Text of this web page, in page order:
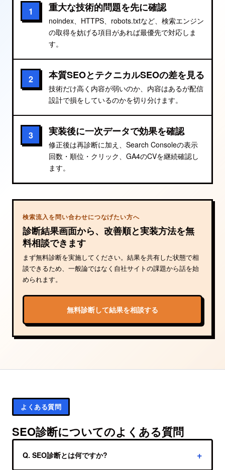
1 重大な技術的問題を先に確認
noindex、HTTPS、robots.txtなど、検索エンジン
の取得を妨げる項目があれば最優先で対応しま
す。
2 本質SEOとテクニカルSEOの差を見る
技術だけ高く内容が弱いのか、内容はあるが配信
設計で損をしているのかを切り分けます。
3 実装後に一次データで効果を確認
修正後は再診断に加え、Search Consoleの表示
回数・順位・クリック、GA4のCVを継続確認し
ます。
検索流入を問い合わせにつなげたい方へ
診断結果画面から、改善順と実装方法を無
料相談できます
まず無料診断を実施してください。結果を共有した状態で相
談できるため、一般論ではなく自社サイトの課題から話を始
められます。
無料診断して結果を相談する
よくある質問
SEO診断についてのよくある質問
Q. SEO診断とは何ですか?